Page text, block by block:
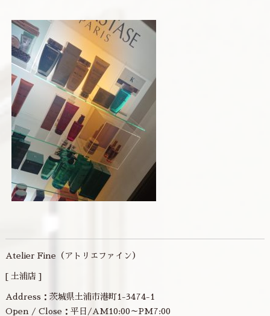
Atelier Fine（アトリエファイン）
[ 土浦店 ]
Address：茨城県土浦市港町1-3474-1
Open / Close：平日/AM10:00～PM7:00